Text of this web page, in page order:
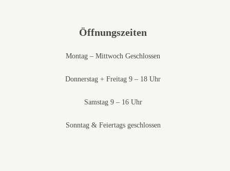
Öffnungszeiten
Montag – Mittwoch Geschlossen
Donnerstag + Freitag 9 – 18 Uhr
Samstag 9 – 16 Uhr
Sonntag & Feiertags geschlossen